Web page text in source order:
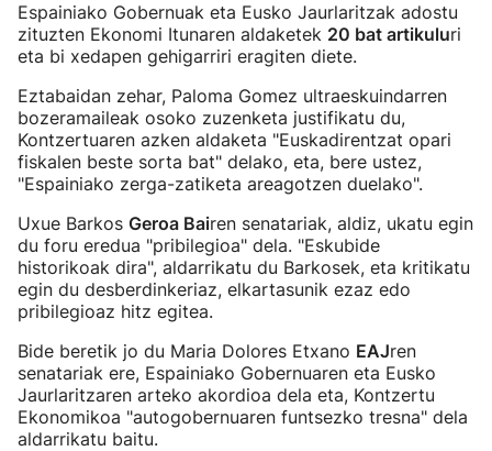
Espainiako Gobernuak eta Eusko Jaurlaritzak adostu
zituzten Ekonomi Itunaren aldaketek 20 bat artikuluri
eta bi xedapen gehigarriri eragiten diete.
Eztabaidan zehar, Paloma Gomez ultraeskuindarren
bozeramaileak osoko zuzenketa justifikatu du,
Kontzertuaren azken aldaketa "Euskadirentzat opari
fiskalen beste sorta bat" delako, eta, bere ustez,
"Espainiako zerga-zatiketa areagotzen duelako".
Uxue Barkos Geroa Bairen senatariak, aldiz, ukatu egin
du foru eredua "pribilegioa" dela. "Eskubide
historikoak dira", aldarrikatu du Barkosek, eta kritikatu
egin du desberdinkeriaz, elkartasunik ezaz edo
pribilegioaz hitz egitea.
Bide beretik jo du Maria Dolores Etxano EAJren
senatariak ere, Espainiako Gobernuaren eta Eusko
Jaurlaritzaren arteko akordioa dela eta, Kontzertu
Ekonomikoa "autogobernuaren funtsezko tresna" dela
aldarrikatu baitu.